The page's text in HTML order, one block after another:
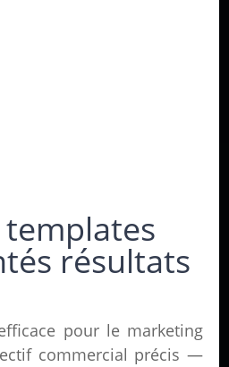
résultats
pour le marketing
commercial précis —